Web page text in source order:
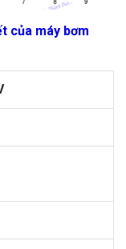
của máy bơm